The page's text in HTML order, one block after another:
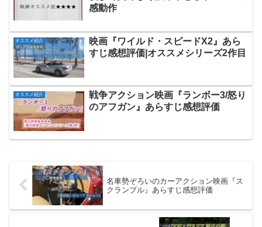
感動作
オススメ紹介
映画『ワイルド・スピードX2』あら
すじ感想評価|オススメシリーズ2作目
オススメ紹介
戦争アクション映画『ランボー3/怒り
のアフガン』あらすじ感想評価
名車勢ぞろいのカーアクション映画『ス
クランブル』あらすじ感想評価